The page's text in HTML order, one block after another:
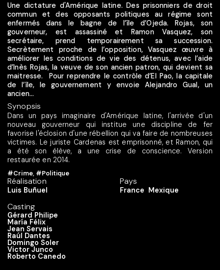
Une dictature d'Amérique latine. Des prisonniers de droit
commun et des opposants politiques au régime sont
enfermés dans le bagne de l’île d’Ojeda. Rojas, son
gouverneur, est assassiné et Ramon Vasquez, son
secrétaire, prend temporairement sa succession.
Secrètement proche de l’opposition, Vasquez œuvre à
améliorer les conditions de vie des détenus, avec l’aide
d’Inès Rojas, la veuve de son ancien patron, qui devient sa
maitresse. Pour reprendre le contrôle d’El Pao, la capitale
de l’île, le gouvernement y envoie Alejandro Gual, un
ancien...
Synopsis
Dans un pays imaginaire d'Amérique latine, l'arrivée d'un
nouveau gouverneur qui institue une discipline de fer
favorise l'éclosion d'une rébellion qui va faire de nombreuses
victimes. Le juriste Cardenas est emprisonné, et Ramon, qui
a été son élève, a une crise de conscience. Version
restaurée en 2014.
#Crime, #Politique
Réalisation
Luis Buñuel
Casting
Gérard Philipe
María Félix
Jean Servais
Raúl Dantes
Domingo Soler
Victor Junco
Roberto Canedo
Pays
France Mexique